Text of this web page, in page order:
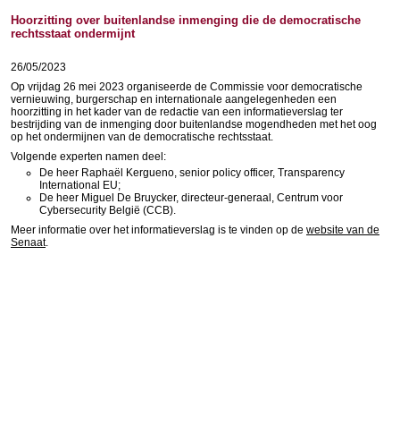
Hoorzitting over buitenlandse inmenging die de democratische
rechtsstaat ondermijnt
26/05/2023
Op vrijdag 26 mei 2023 organiseerde de Commissie voor democratische
vernieuwing, burgerschap en internationale aangelegenheden een
hoorzitting in het kader van de redactie van een informatieverslag ter
bestrijding van de inmenging door buitenlandse mogendheden met het oog
op het ondermijnen van de democratische rechtsstaat.
Volgende experten namen deel:
De heer Raphaël Kergueno, senior policy officer, Transparency
International EU;
De heer Miguel De Bruycker, directeur-generaal, Centrum voor
Cybersecurity België (CCB).
Meer informatie over het informatieverslag is te vinden op de website van de
Senaat.